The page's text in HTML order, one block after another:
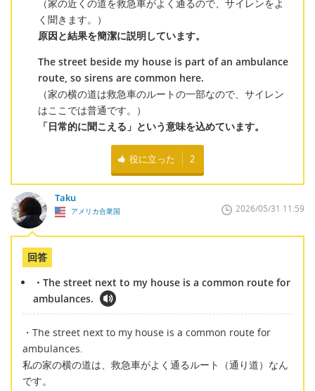
（家の近くの道を救急車がよく通るので、サイレンをよ
く聞きます。）
原因と結果を簡潔に説明しています。
The street beside my house is part of an ambulance
route, so sirens are common here.
（家の横の道は救急車のルートの一部なので、サイレン
はここでは普通です。）
「日常的に聞こえる」という意味を込めています。
役に立った 2
Taku
アメリカ合衆国 2026/05/31 11:59
回答
・The street next to my house is a common route for
ambulances.
・The street next to my house is a common route for
ambulances.
私の家の横の道は、救急車がよく通るルート（通り道）なん
です。